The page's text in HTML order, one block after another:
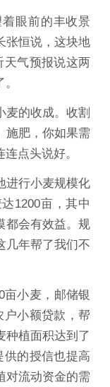
眼前的丰收景
张恒说，这块地
天气预报说这两
麦的收成。收割
施肥，你如果需
点头说好。
进行小麦规模化
1200亩，其中
都会有效益。规
几年帮了我们不
亩小麦，邮储银
小额贷款，帮
种植面积达到了
供的授信也提高
对流动资金的需